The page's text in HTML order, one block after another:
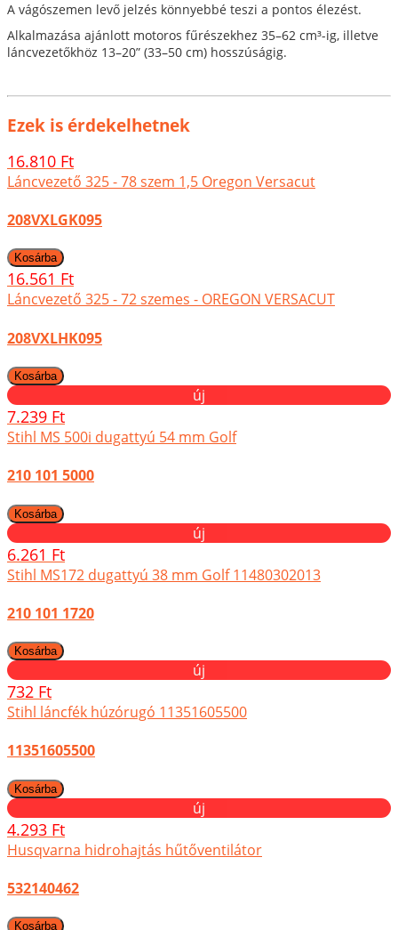
A vágószemen levő jelzés könnyebbé teszi a pontos élezést.
Alkalmazása ajánlott motoros fűrészekhez 35–62 cm³-ig, illetve
láncvezetőkhöz 13–20” (33–50 cm) hosszúságig.
Ezek is érdekelhetnek
16.810 Ft
Láncvezető 325 - 78 szem 1,5 Oregon Versacut
208VXLGK095
16.561 Ft
Láncvezető 325 - 72 szemes - OREGON VERSACUT
208VXLHK095
új
7.239 Ft
Stihl MS 500i dugattyú 54 mm Golf
210 101 5000
új
6.261 Ft
Stihl MS172 dugattyú 38 mm Golf 11480302013
210 101 1720
új
732 Ft
Stihl láncfék húzórugó 11351605500
11351605500
új
4.293 Ft
Husqvarna hidrohajtás hűtőventilátor
532140462